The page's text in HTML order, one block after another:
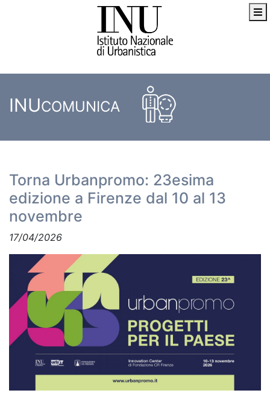
INUCOMUNICA
Torna Urbanpromo: 23esima
edizione a Firenze dal 10 al 13
novembre
17/04/2026